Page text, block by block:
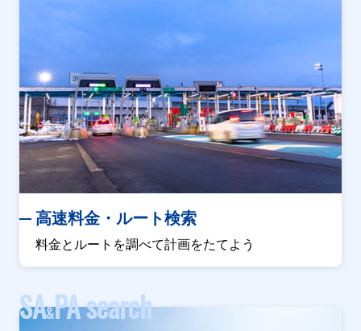
高速料金・ルート検索
料金とルートを調べて計画をたてよう
SA&PA search